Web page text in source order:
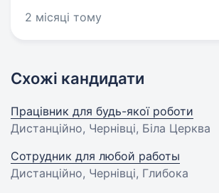
2 місяці тому
Схожі кандидати
Працівник для будь-якої роботи
Дистанційно, Чернівці, Біла Церква
Сотрудник для любой работы
Дистанційно, Чернівці, Глибока